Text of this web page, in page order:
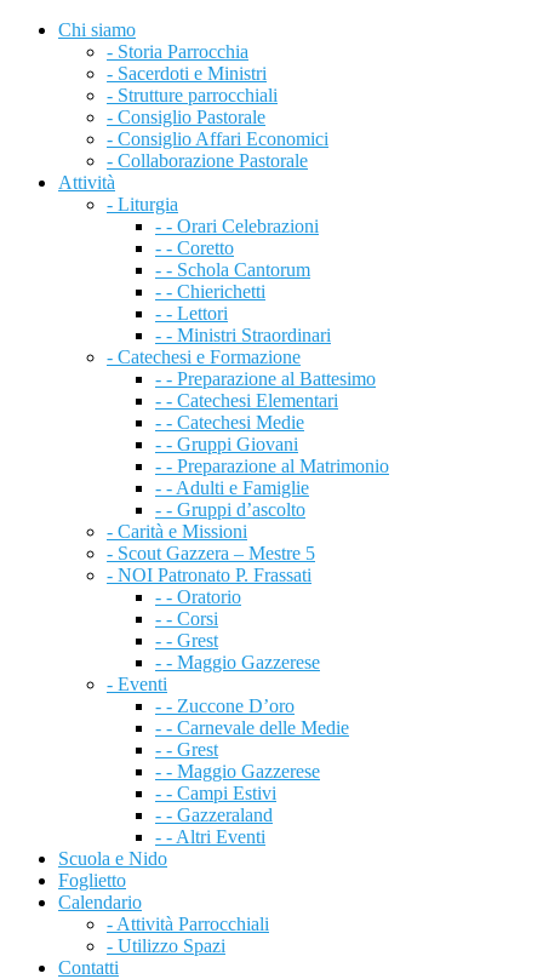
Chi siamo
- Storia Parrocchia
- Sacerdoti e Ministri
- Strutture parrocchiali
- Consiglio Pastorale
- Consiglio Affari Economici
- Collaborazione Pastorale
Attività
- Liturgia
- - Orari Celebrazioni
- - Coretto
- - Schola Cantorum
- - Chierichetti
- - Lettori
- - Ministri Straordinari
- Catechesi e Formazione
- - Preparazione al Battesimo
- - Catechesi Elementari
- - Catechesi Medie
- - Gruppi Giovani
- - Preparazione al Matrimonio
- - Adulti e Famiglie
- - Gruppi d’ascolto
- Carità e Missioni
- Scout Gazzera – Mestre 5
- NOI Patronato P. Frassati
- - Oratorio
- - Corsi
- - Grest
- - Maggio Gazzerese
- Eventi
- - Zuccone D’oro
- - Carnevale delle Medie
- - Grest
- - Maggio Gazzerese
- - Campi Estivi
- - Gazzeraland
- - Altri Eventi
Scuola e Nido
Foglietto
Calendario
- Attività Parrocchiali
- Utilizzo Spazi
Contatti